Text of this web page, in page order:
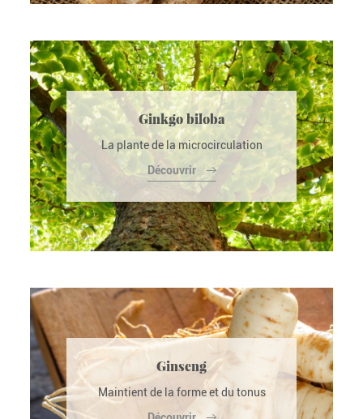
Ginkgo biloba
La plante de la microcirculation
Découvrir
Ginseng
Maintient de la forme et du tonus